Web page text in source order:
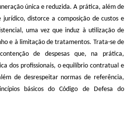
única e reduzida. A prática, além de
distorce a composição de custos e
uma vez que induz à utilização de
e à limitação de tratamentos. Trata-se de
de despesas que, na prática,
dos profissionais, o equilíbrio contratual e
de desrespeitar normas de referência,
básicos do Código de Defesa do